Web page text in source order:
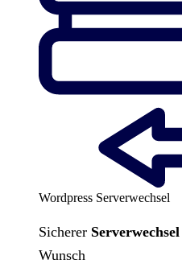
Wordpress Serverwechsel
Sicherer Serverwechsel
Wunsch